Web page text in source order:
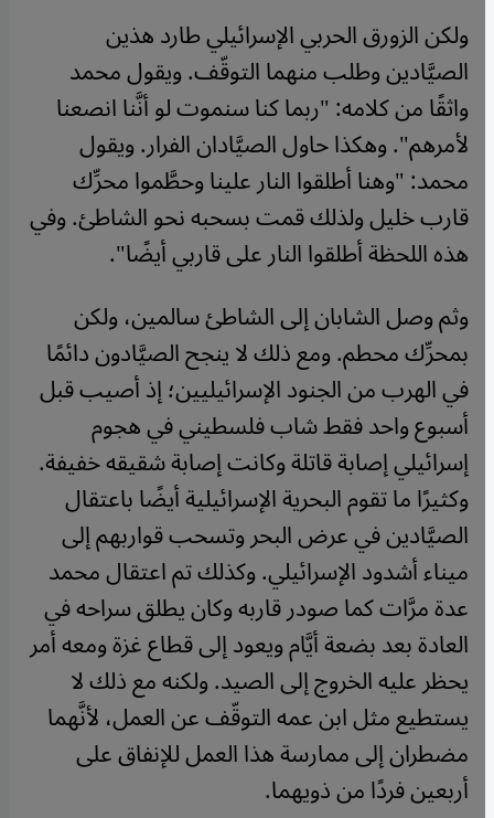
ولكن الزورق الحربي الإسرائيلي طارد هذين
الصيَّادين وطلب منهما التوقّف. ويقول محمد
واثقًا من كلامه: "ربما كنا سنموت لو أنَّنا انصعنا
لأمرهم". وهكذا حاول الصيَّادان الفرار. ويقول
محمد: "وهنا أطلقوا النار علينا وحطَّموا محرِّك
قارب خليل ولذلك قمت بسحبه نحو الشاطئ. وفي
هذه اللحظة أطلقوا النار على قاربي أيضًا".
وثم وصل الشابان إلى الشاطئ سالمين، ولكن
بمحرِّك محطم. ومع ذلك لا ينجح الصيَّادون دائمًا
في الهرب من الجنود الإسرائيليين؛ إذ أصيب قبل
أسبوع واحد فقط شاب فلسطيني في هجوم
إسرائيلي إصابة قاتلة وكانت إصابة شقيقه خفيفة.
وكثيرًا ما تقوم البحرية الإسرائيلية أيضًا باعتقال
الصيَّادين في عرض البحر وتسحب قواربهم إلى
ميناء أشدود الإسرائيلي. وكذلك تم اعتقال محمد
عدة مرَّات كما صودر قاربه وكان يطلق سراحه في
العادة بعد بضعة أيَّام ويعود إلى قطاع غزة ومعه أمر
يحظر عليه الخروج إلى الصيد. ولكنه مع ذلك لا
يستطيع مثل ابن عمه التوقّف عن العمل، لأنَّهما
مضطران إلى ممارسة هذا العمل للإنفاق على
أربعين فردًا من ذويهما.